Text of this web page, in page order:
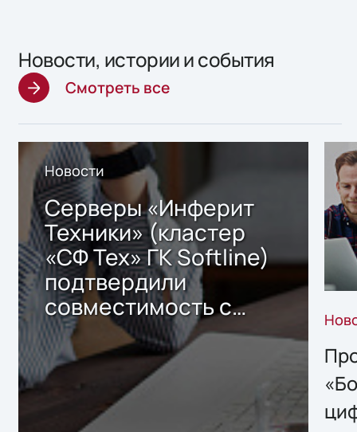
Новости, истории и события
Смотреть все
Новости
Серверы «Инферит
Техники» (кластер
«СФ Тех» ГК Softline)
подтвердили
совместимость с
решением Sharx
Storage 2.x для
хранения данных